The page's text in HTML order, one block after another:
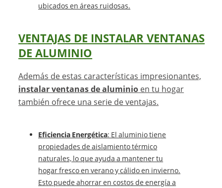
ubicados en áreas ruidosas.
VENTAJAS DE INSTALAR VENTANAS
DE ALUMINIO
Además de estas características impresionantes,
instalar ventanas de aluminio en tu hogar
también ofrece una serie de ventajas.
Eficiencia Energética: El aluminio tiene
propiedades de aislamiento térmico
naturales, lo que ayuda a mantener tu
hogar fresco en verano y cálido en invierno.
Esto puede ahorrar en costos de energía a